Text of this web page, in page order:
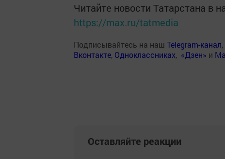
Читайте новости Татарстана в
https://max.ru/tatmedia
Подписывайтесь на наш Telegram-канал
Вконтакте, Одноклассниках, «Дзен» и
Оставляйте реакции